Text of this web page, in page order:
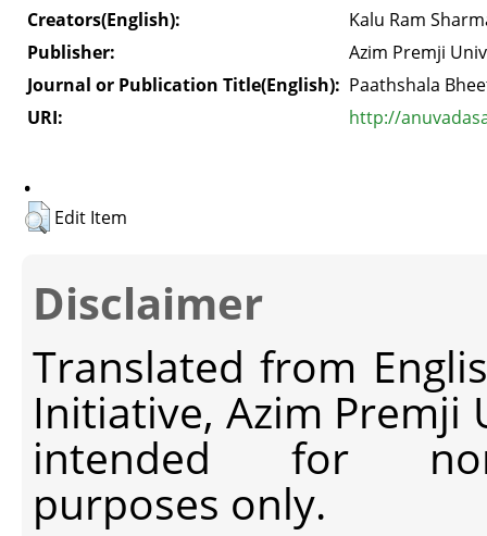
Creators(English):
Kalu Ram
Publisher:
Azim Premji
Journal or Publication Title(English): Paathshala
URI:
http://
.
Edit Item
Disclaimer
Translated from
Initiative, Azim Premji
intended for non-
purposes only.